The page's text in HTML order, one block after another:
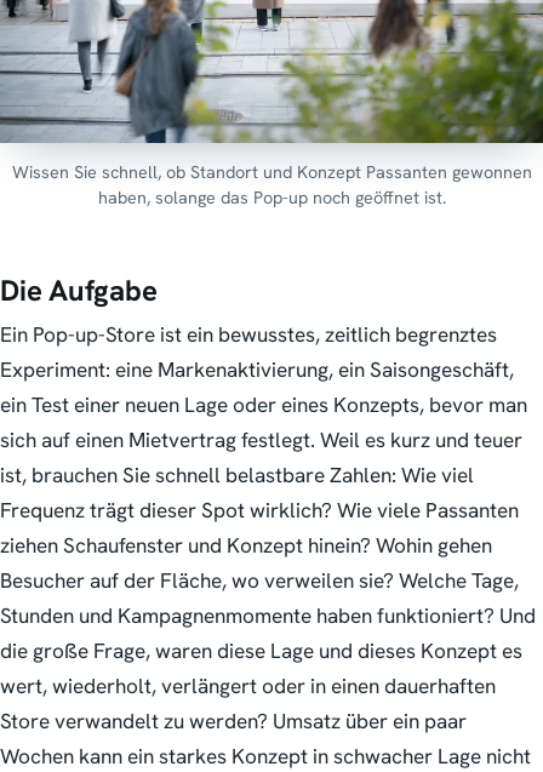
Wissen Sie schnell, ob Standort und Konzept Passanten gewonnen
haben, solange das Pop-up noch geöffnet ist.
Die Aufgabe
Ein Pop-up-Store ist ein bewusstes, zeitlich begrenztes
Experiment: eine Markenaktivierung, ein Saisongeschäft,
ein Test einer neuen Lage oder eines Konzepts, bevor man
sich auf einen Mietvertrag festlegt. Weil es kurz und teuer
ist, brauchen Sieschnell belastbare Zahlen: Wie viel
Frequenz trägt dieser Spot wirklich? Wie viele Passanten
ziehen Schaufenster und Konzept hinein? Wohin gehen
Besucher auf der Fläche, wo verweilen sie? Welche Tage,
Stunden und Kampagnenmomente haben funktioniert? Und
die große Frage, waren diese Lage und dieses Konzept es
wert, wiederholt, verlängert oder in einen dauerhaften
Store verwandelt zu werden? Umsatz über ein paar
Wochen kann ein starkes Konzept in schwacher Lage nicht